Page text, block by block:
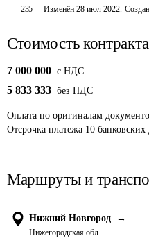
235 Изменён28 июл 2022. Создан
Стоимость контракта
7 000 000 c НДС
5 833 333 без НДС
Оплата по оригиналам
Отсрочка платежа 10 банковских
Маршруты и
Нижний Новгород →
Нижегородская обл.